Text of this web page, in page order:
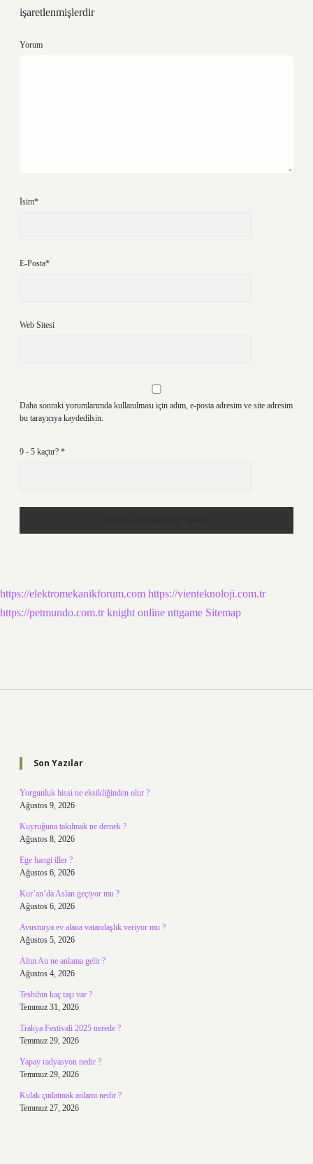
işaretlenmişlerdir
Yorum
İsim*
E-Posta*
Web Sitesi
Daha sonraki yorumlarımda kullanılması için adım, e-posta adresim ve site adresim
bu tarayıcıya kaydedilsin.
9 - 5 kaçtır? *
https://elektromekanikforum.com https://vienteknoloji.com.tr
https://petmundo.com.tr knight online nttgame Sitemap
Son Yazılar
Yorgunluk hissi ne eksikliğinden olur ?
Ağustos 9, 2026
Kuyruğuna takılmak ne demek ?
Ağustos 8, 2026
Ege hangi iller ?
Ağustos 6, 2026
Kur’an’da Aslan geçiyor mu ?
Ağustos 6, 2026
Avusturya ev alana vatandaşlık veriyor mu ?
Ağustos 5, 2026
Altın Au ne anlama gelir ?
Ağustos 4, 2026
Tesbihin kaç taşı var ?
Temmuz 31, 2026
Trakya Festivali 2025 nerede ?
Temmuz 29, 2026
Yapay radyasyon nedir ?
Temmuz 29, 2026
Kulak çınlatmak anlamı nedir ?
Temmuz 27, 2026